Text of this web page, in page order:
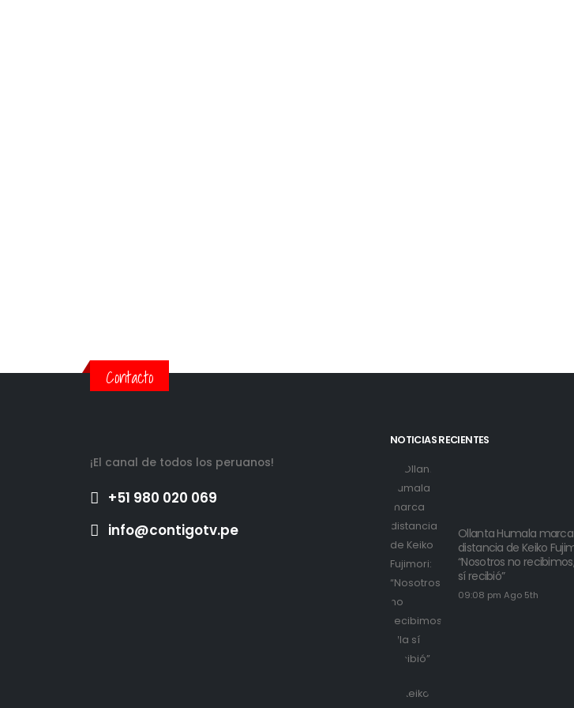
Contacto
¡El canal de todos los peruanos!
+51 980 020 069
info@contigotv.pe
NOTICIAS RECIENTES
Ollanta Humala marca
distancia de Keiko
“Nosotros no
sí recibió”
09:08 pm Ago 5th